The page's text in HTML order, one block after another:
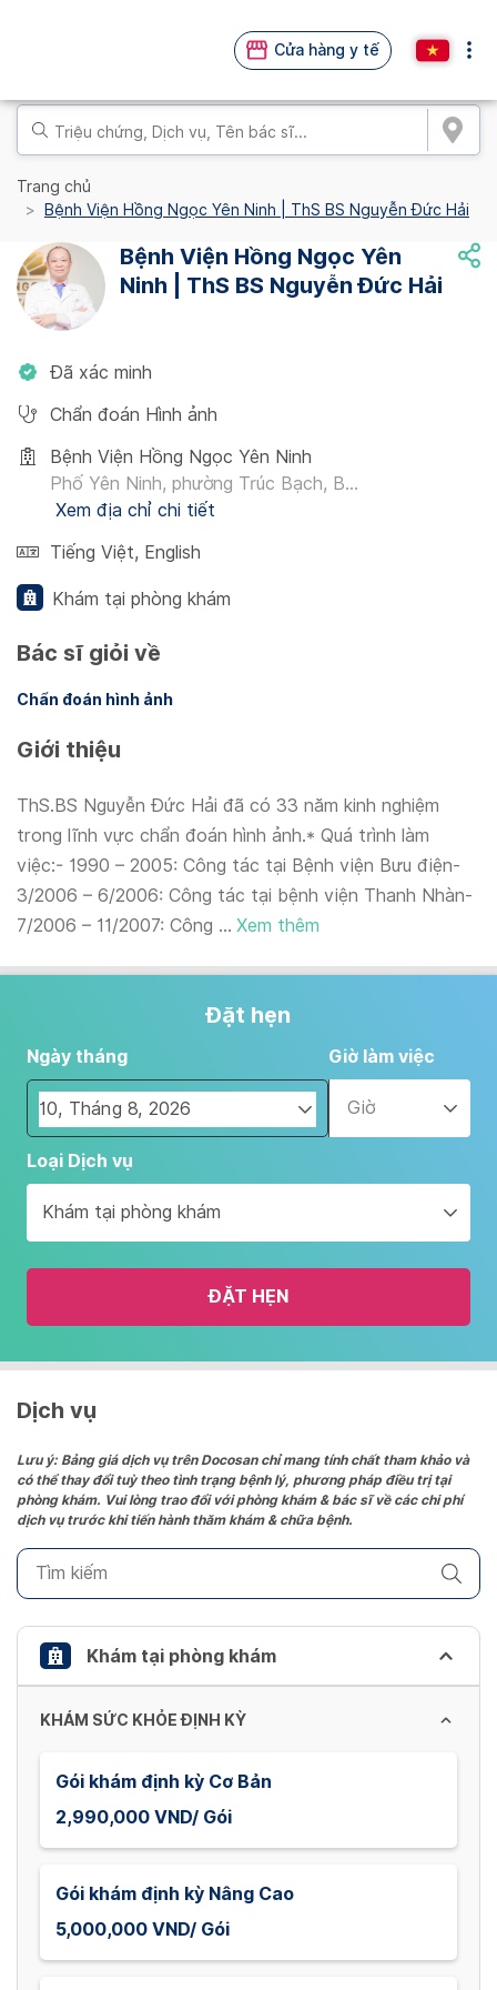
Cửa hàng y tế
Trang chủ
Bệnh Viện Hồng Ngọc Yên Ninh | ThS BS Nguyễn Đức Hải
Bệnh Viện Hồng Ngọc Yên
Ninh | ThS BS Nguyễn Đức Hải
Đã xác minh
Chẩn đoán Hình ảnh
Bệnh Viện Hồng Ngọc Yên Ninh
Phố Yên Ninh, phường Trúc Bạch, B...
Xem địa chỉ chi tiết
Tiếng Việt, English
Khám tại phòng khám
Bác sĩ giỏi về
Chẩn đoán hình ảnh
Giới thiệu
ThS.BS Nguyễn Đức Hải đã có 33 năm kinh nghiệm
trong lĩnh vực chẩn đoán hình ảnh.* Quá trình làm
việc:- 1990 – 2005: Công tác tại Bệnh viện Bưu điện-
3/2006 – 6/2006: Công tác tại bệnh viện Thanh Nhàn-
7/2006 – 11/2007: Công ... Xem thêm
Đặt hẹn
Ngày tháng
Navigate
forward
interact
with
the
and
date.
the
question
mark
to
keyboard
shortcuts
changing
Giờ làm việc
Giờ
Loại Dịch vụ
Khám tại phòng khám
ĐẶT HẸN
Dịch vụ
Lưu ý: Bảng giá dịch vụ trên Docosan chỉ mang tính chất tham khảo và
có thể thay đổi tuỳ theo tình trạng bệnh lý, phương pháp điều trị tại
phòng khám. Vui lòng trao đổi với phòng khám & bác sĩ về các chi phí
dịch vụ trước khi tiến hành thăm khám & chữa bệnh.
Khám tại phòng khám
KHÁM SỨC KHỎE ĐỊNH KỲ
Gói khám định kỳ Cơ Bản
2,990,000 VND/ Gói
Gói khám định kỳ Nâng Cao
5,000,000 VND/ Gói